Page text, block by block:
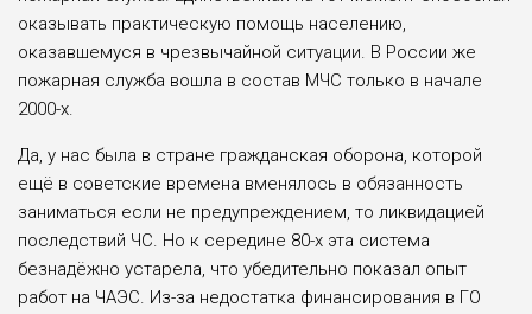
оказывать практическую помощь населению,
оказавшемуся в чрезвычайной ситуации. В России же
пожарная служба вошла в состав МЧС только в начале
2000-х.
Да, у нас была в стране гражданская оборона, которой
ещё в советские времена вменялось в обязанность
заниматься если не предупреждением, то ликвидацией
последствий ЧС. Но к середине 80-х эта система
безнадёжно устарела, что убедительно показал опыт
работ на ЧАЭС. Из-за недостатка финансирования в ГО